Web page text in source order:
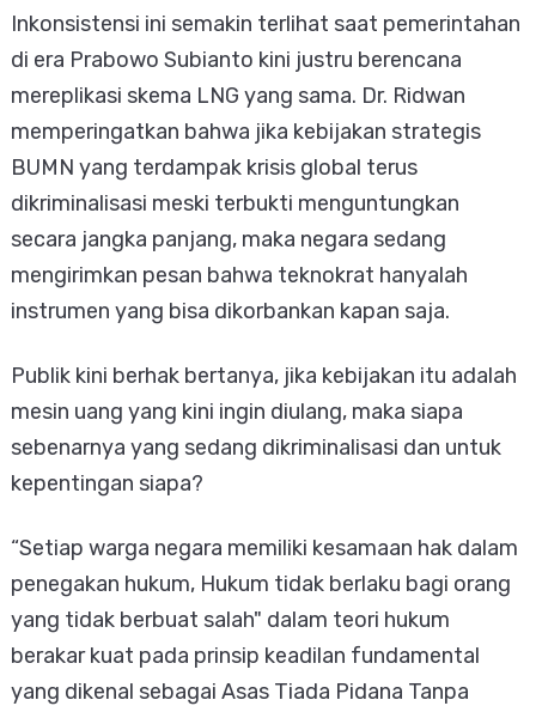
​Inkonsistensi ini semakin terlihat saat pemerintahan
di era Prabowo Subianto kini justru berencana
mereplikasi skema LNG yang sama. Dr. Ridwan
memperingatkan bahwa jika kebijakan strategis
BUMN yang terdampak krisis global terus
dikriminalisasi meski terbukti menguntungkan
secara jangka panjang, maka negara sedang
mengirimkan pesan bahwa teknokrat hanyalah
instrumen yang bisa dikorbankan kapan saja.
Publik kini berhak bertanya, jika kebijakan itu adalah
mesin uang yang kini ingin diulang, maka siapa
sebenarnya yang sedang dikriminalisasi dan untuk
kepentingan siapa?
“Setiap warga negara memiliki kesamaan hak dalam
penegakan hukum, Hukum tidak berlaku bagi orang
yang tidak berbuat salah" dalam teori hukum
berakar kuat pada prinsip keadilan fundamental
yang dikenal sebagai Asas Tiada Pidana Tanpa